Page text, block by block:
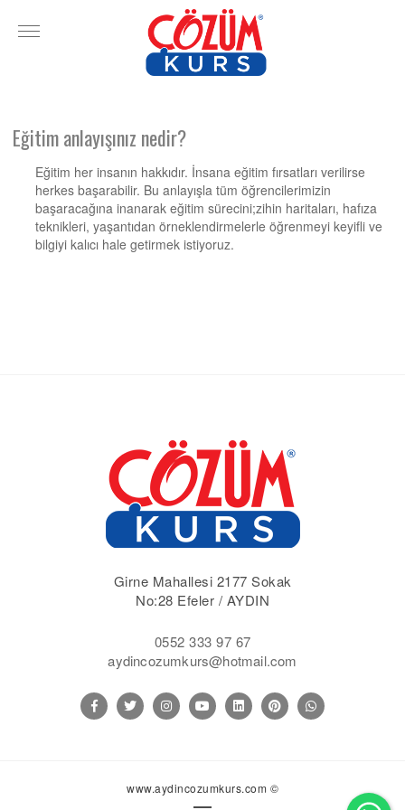
Eğitim anlayışınız nedir?
Eğitim her insanın hakkıdır. İnsana eğitim fırsatları verilirse
herkes başarabilir. Bu anlayışla tüm öğrencilerimizin
başaracağına inanarak eğitim sürecini;zihin haritaları, hafıza
teknikleri, yaşantıdan örneklendirmelerle öğrenmeyi keyifli ve
bilgiyi kalıcı hale getirmek istiyoruz.
Girne Mahallesi 2177 Sokak
No:28 Efeler / AYDIN
0552 333 97 67
aydincozumkurs@hotmail.com
www.aydincozumkurs.com ©